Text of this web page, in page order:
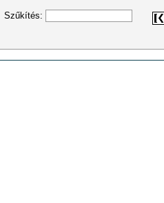
Szűkítés: